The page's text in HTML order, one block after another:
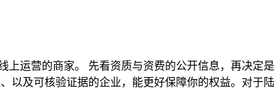
上运营的商家。 先看资质与资费的公开信息，再决定是
以及可核验证据的企业，能更好保障你的权益。对于陆